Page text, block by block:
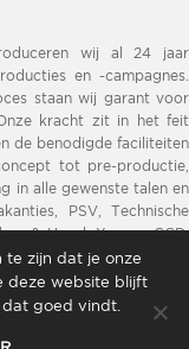
wij al 24 jaar
en -campagnes.
staan wij garant voor
kracht zit in het feit
de benodigde faciliteiten
tot pre-productie,
in alle gewenste talen en
PSV, Technische
& Hazel, Xooon, GGD,
Eindhoven, Provincie
te zijn dat je onze
deze website blijft
goed vindt.